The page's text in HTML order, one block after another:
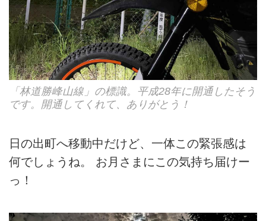
「林道勝峰山線」の標識。平成28年に開通したそう
です。開通してくれて、ありがとう！
日の出町へ移動中だけど、一体この緊張感は
何でしょうね。 お月さまにこの気持ち届けー
っ！